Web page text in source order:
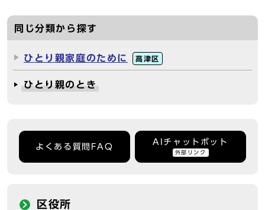
同じ分類から探す
ひとり親家庭のために 高津区
ひとり親のとき
よくある質問FAQ
AIチャットボット
外部リンク
区役所